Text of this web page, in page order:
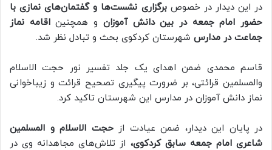
در این دیدار در خصوص برگزاری نشست‌ها و گفتمان‌های نمازی با
حضور امام جمعه در بین دانش آموزان و همچنیناقامه نماز
جماعت در مدارس شهرستان کردکوی بحث و تبادل نظر شد.
قاسم محمدی ضمن اهدای یک جلد تفسیر نور حجت الاسلام
والمسلمین قرائتی، بر ضرورت پیگیری تصحیح قرائت و زیباخوانی
نماز دانش آموزان در مدارس این شهرستان تاکید کرد.
در پایان این دیدار، ضمن عیادت ازحجت الاسلام و المسلمین
شاعری امام جمعه سابق کردکوی، از تلاش‌های مجاهدانه وی در